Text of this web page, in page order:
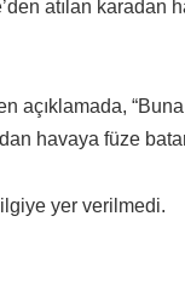
atılan
havaya füze
yer verilmedi.